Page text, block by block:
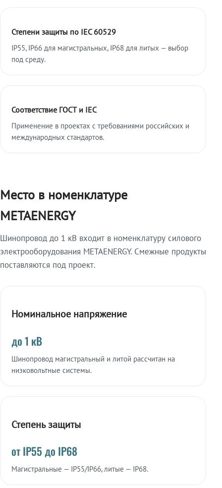
Степени защиты по IEC 60529
IP55, IP66 для магистральных, IP68 для литых — выбор
под среду.
Соответствие ГОСТ и IEC
Применение в проектах с требованиями российских и
международных стандартов.
Место в номенклатуре
METAENERGY
Шинопровод до 1 кВ входит в номенклатуру силового
электрооборудования METAENERGY. Смежные продукты
поставляются под проект.
Номинальное напряжение
до 1 кВ
Шинопровод магистральный и литой рассчитан на
низковольтные системы.
Степень защиты
от IP55 до IP68
Магистральные — IP55/IP66, литые — IP68.